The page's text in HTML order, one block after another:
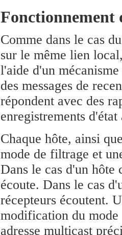
Fonctionnement
Comme dans le cas
sur le même lien
l'aide d'un
des messages de
répondent avec des
enregistrements d'état
Chaque hôte, ainsi
mode de filtrage et
Dans le cas d'un hôte
écoute. Dans le cas
récepteurs écoutent.
modification du mode
adresse multicast